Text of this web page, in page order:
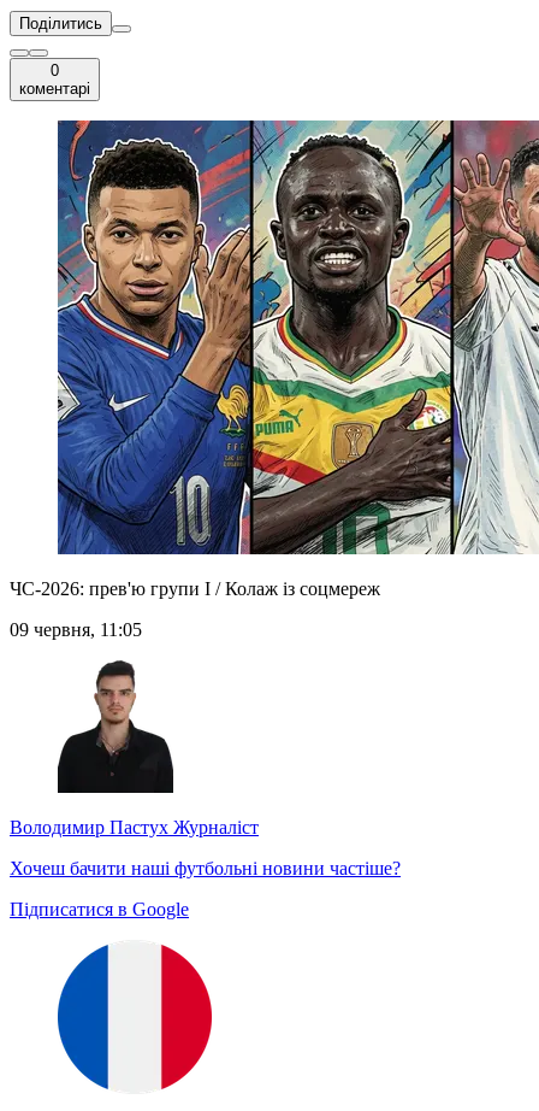
Поділитись
0
коментарі
ЧС-2026: прев'ю групи I / Колаж із соцмереж
09 червня, 11:05
Володимир Пастух Журналіст
Хочеш бачити наші футбольні новини частіше?
Підписатися в Google